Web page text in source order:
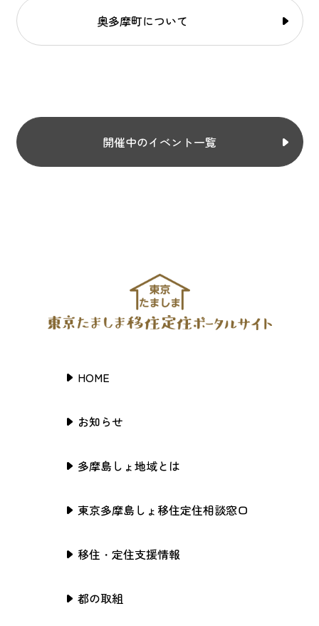
奥多摩町について
開催中のイベント一覧
HOME
お知らせ
多摩島しょ地域とは
東京多摩島しょ移住定住相談窓口
移住・定住支援情報
都の取組